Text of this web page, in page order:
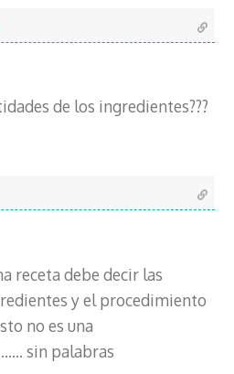
de los ingredientes???
receta debe decir las
y el procedimiento
no es una
sin palabras